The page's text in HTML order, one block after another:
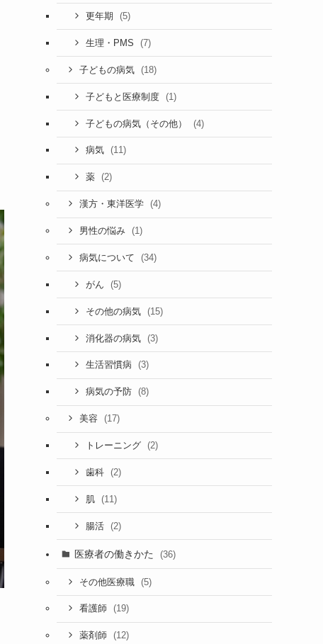
更年期 (5)
生理・PMS (7)
子どもの病気 (18)
子どもと医療制度 (1)
子どもの病気（その他） (4)
病気 (11)
薬 (2)
漢方・東洋医学 (4)
男性の悩み (1)
病気について (34)
がん (5)
その他の病気 (15)
消化器の病気 (3)
生活習慣病 (3)
病気の予防 (8)
美容 (17)
トレーニング (2)
歯科 (2)
肌 (11)
腸活 (2)
医療者の働きかた (36)
その他医療職 (5)
看護師 (19)
薬剤師 (12)